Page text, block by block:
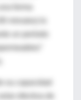
minutos) lo
su capacidad